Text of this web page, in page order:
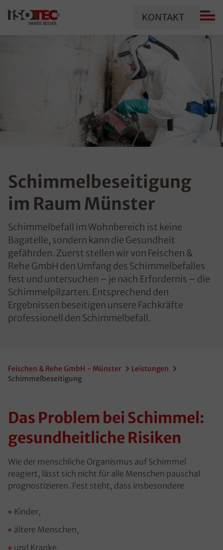
KONTAKT
Schimmelbeseitigung
im Raum Münster
Schimmelbefall im Wohnbereich ist keine
Bagatelle, sondern kann die Gesundheit
gefährden. Zuerst stellen wir von Feischen &
Rehe GmbH den Umfang des Schimmelbefalles
fest und untersuchen – je nach Erfordernis – die
Schimmelpilzarten. Entsprechend den
Ergebnissen beseitigen unsere Fachkräfte
professionell den Schimmelbefall.
Feischen & Rehe GmbH - Münster
Leistungen
Schimmelbeseitigung
Das Problem bei Schimmel:
gesundheitliche Risiken
Wie der menschliche Organismus auf Schimmel
reagiert, lässt sich nicht für alle Menschen pauschal
prognostizieren. Fest steht, dass insbesondere
Kinder,
ältere Menschen,
und Kranke